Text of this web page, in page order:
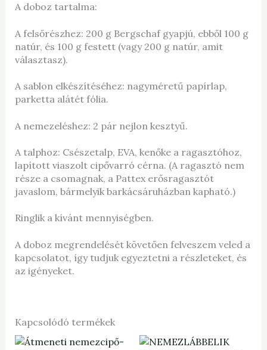
A doboz tartalma:
A felsőrészhez: 200 g Bergschaf gyapjú, ebből 100 g
natúr, és 100 g festett (vagy 200 g natúr, amit
választasz).
A sablon elkészítéséhez: nagyméretű papírlap,
parketta alátét fólia.
A nemezeléshez: 2 pár nejlon kesztyű.
A talphoz: Csészetalp, EVA, kenőke a ragasztóhoz,
lapított viaszolt cipővarró cérna. (A ragasztó nem
része a csomagnak, a Pattex erősragasztót
javaslom, bármelyik barkácsáruházban kapható.)
Ringlik a kívánt mennyiségben.
A doboz megrendelését követően felveszem veled a
kapcsolatot, így tudjuk egyeztetni a részleteket, és
az igényeket.
Kapcsolódó termékek